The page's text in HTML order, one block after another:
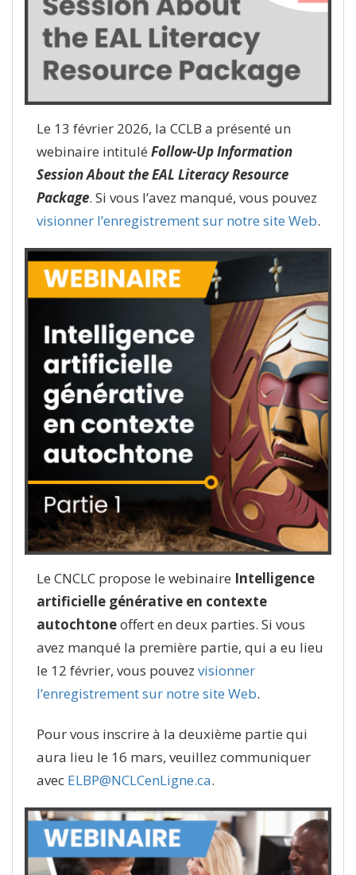
Le 13 février 2026, la CCLB a présenté un
webinaire intitulé Follow-Up Information
Session About the EAL Literacy Resource
Package. Si vous l’avez manqué, vous pouvez
visionner l’enregistrement sur notre site Web.
Le CNCLC propose le webinaire Intelligence
artificielle générative en contexte
autochtoneoffert en deux parties. Si vous
avez manqué la première partie, qui a eu lieu
le 12 février, vous pouvez visionner
l’enregistrement sur notre site Web.
Pour vous inscrire à la deuxième partie qui
aura lieu le 16 mars, veuillez communiquer
avec ELBP@NCLCenLigne.ca.